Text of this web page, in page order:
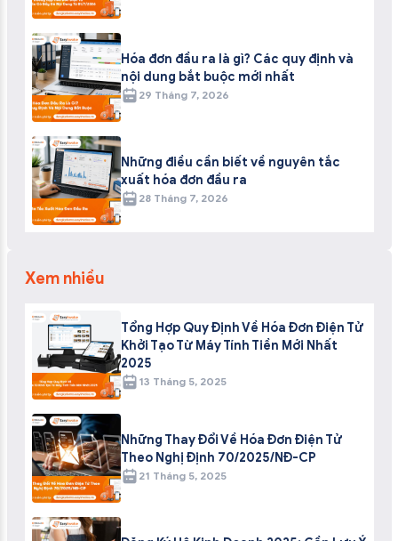
Hóa đơn đầu ra là gì? Các quy định và
nội dung bắt buộc mới nhất
29 Tháng 7, 2026
Những điều cần biết về nguyên tắc
xuất hóa đơn đầu ra
28 Tháng 7, 2026
Xem nhiều
Tổng Hợp Quy Định Về Hóa Đơn Điện Tử
Khởi Tạo Từ Máy Tính Tiền Mới Nhất
2025
13 Tháng 5, 2025
Những Thay Đổi Về Hóa Đơn Điện Tử
Theo Nghị Định 70/2025/NĐ-CP
21 Tháng 5, 2025